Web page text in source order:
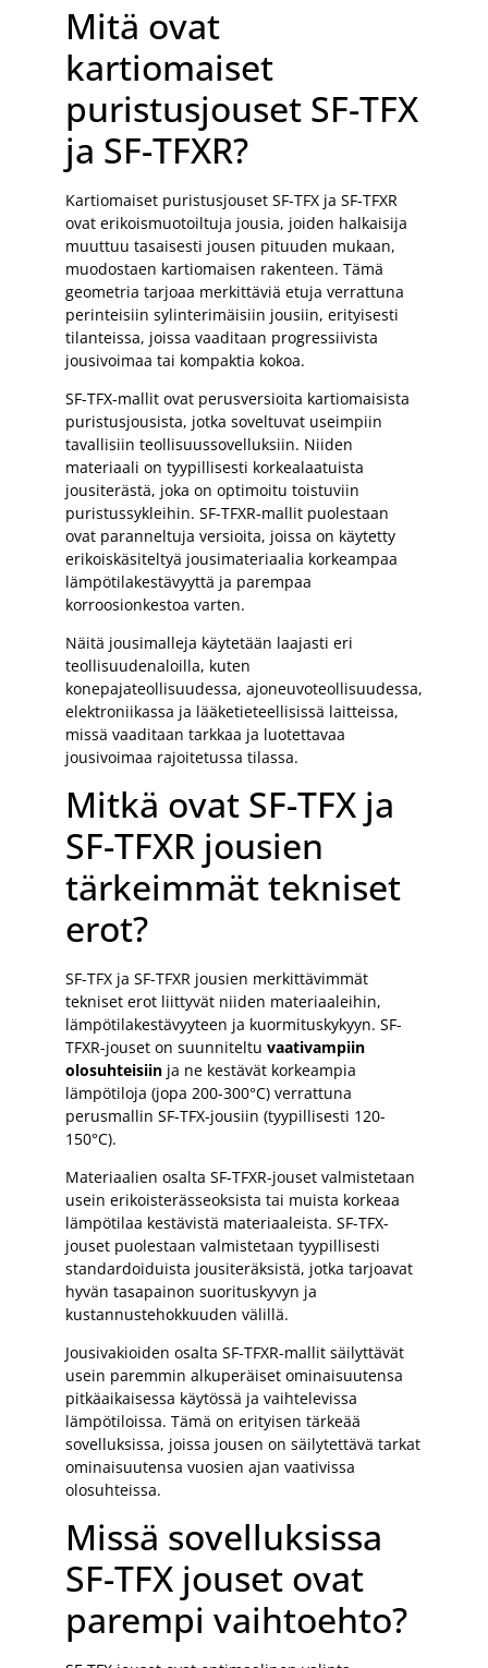
Mitä ovat
kartiomaiset
puristusjouset SF-TFX
ja SF-TFXR?
Kartiomaiset puristusjouset SF-TFX ja SF-TFXR
ovat erikoismuotoiltuja jousia, joiden halkaisija
muuttuu tasaisesti jousen pituuden mukaan,
muodostaen kartiomaisen rakenteen. Tämä
geometria tarjoaa merkittäviä etuja verrattuna
perinteisiin sylinterimäisiin jousiin, erityisesti
tilanteissa, joissa vaaditaan progressiivista
jousivoimaa tai kompaktia kokoa.
SF-TFX-mallit ovat perusversioita kartiomaisista
puristusjousista, jotka soveltuvat useimpiin
tavallisiin teollisuussovelluksiin. Niiden
materiaali on tyypillisesti korkealaatuista
jousiterästä, joka on optimoitu toistuviin
puristussykleihin. SF-TFXR-mallit puolestaan
ovat paranneltuja versioita, joissa on käytetty
erikoiskäsiteltyä jousimateriaalia korkeampaa
lämpötilakestävyyttä ja parempaa
korroosionkestoa varten.
Näitä jousimalleja käytetään laajasti eri
teollisuudenaloilla, kuten
konepajateollisuudessa, ajoneuvoteollisuudessa,
elektroniikassa ja lääketieteellisissä laitteissa,
missä vaaditaan tarkkaa ja luotettavaa
jousivoimaa rajoitetussa tilassa.
Mitkä ovat SF-TFX ja
SF-TFXR jousien
tärkeimmät tekniset
erot?
SF-TFX ja SF-TFXR jousien merkittävimmät
tekniset erot liittyvät niiden materiaaleihin,
lämpötilakestävyyteen ja kuormituskykyyn. SF-
TFXR-jouset on suunniteltu vaativampiin
olosuhteisiin ja ne kestävät korkeampia
lämpötiloja (jopa 200-300°C) verrattuna
perusmallin SF-TFX-jousiin (tyypillisesti 120-
150°C).
Materiaalien osalta SF-TFXR-jouset valmistetaan
usein erikoisterässeoksista tai muista korkeaa
lämpötilaa kestävistä materiaaleista. SF-TFX-
jouset puolestaan valmistetaan tyypillisesti
standardoiduista jousiteräksistä, jotka tarjoavat
hyvän tasapainon suorituskyvyn ja
kustannustehokkuuden välillä.
Jousivakioiden osalta SF-TFXR-mallit säilyttävät
usein paremmin alkuperäiset ominaisuutensa
pitkäaikaisessa käytössä ja vaihtelevissa
lämpötiloissa. Tämä on erityisen tärkeää
sovelluksissa, joissa jousen on säilytettävä tarkat
ominaisuutensa vuosien ajan vaativissa
olosuhteissa.
Missä sovelluksissa
SF-TFX jouset ovat
parempi vaihtoehto?